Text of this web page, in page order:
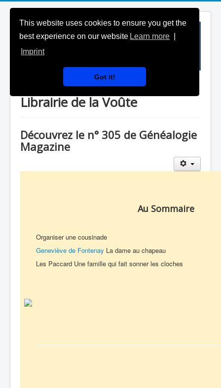
This website uses cookies to ensure you get the
best experience on our website Learn more
Imprint
Got it!
Généalogie Magazine & la
Librairie de la Voûte
Découvrez le n° 305 de Généalogie
Magazine
Au Sommaire
Organiser une cousinade
Geneviève de Fontenay La dame au chapeau
Les Paccard Une famille qui fait sonner les cloches